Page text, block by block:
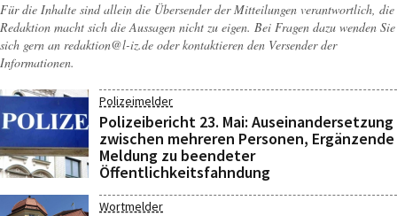
Für die Inhalte sind allein die Übersender der Mitteilungen verantwortlich, die
Redaktion macht sich die Aussagen nicht zu eigen. Bei Fragen dazu wenden Sie
sich gern an redaktion@l-iz.de oder kontaktieren den Versender der
Informationen.
Polizeimelder
Polizeibericht 23. Mai: Auseinandersetzung
zwischen mehreren Personen, Ergänzende
Meldung zu beendeter
Öffentlichkeitsfahndung
Wortmelder